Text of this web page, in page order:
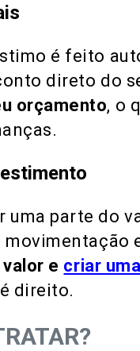
é feito
direto do
orçamento, o
uma parte do
movimentação
e criar
direito.